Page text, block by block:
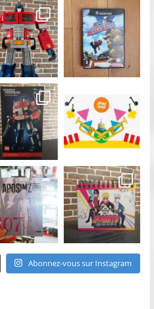
Abonnez-vous sur Instagram